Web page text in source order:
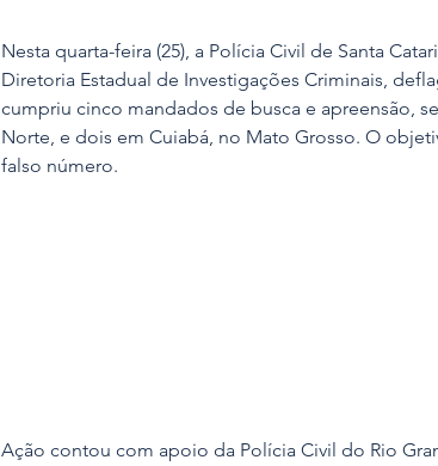
Nesta quarta-feira (25), a Polícia Civil de Santa
Diretoria Estadual de Investigações Criminais,
cumpriu cinco mandados de busca e apreensão,
Norte, e dois em Cuiabá, no Mato Grosso. O
falso número.
Ação contou com apoio da Polícia Civil do Rio